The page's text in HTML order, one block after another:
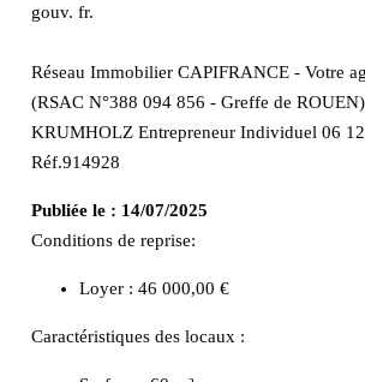
gouv. fr.
Réseau Immobilier CAPIFRANCE - Votre
(RSAC N°388 094 856 - Greffe de
KRUMHOLZ Entrepreneur Individuel 06
Réf.914928
Publiée le : 14/07/2025
Conditions de reprise:
Loyer : 46 000,00 €
Caractéristiques des locaux :